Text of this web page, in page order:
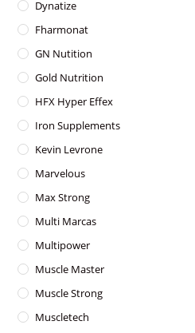
Dynatize
Fharmonat
GN Nutition
Gold Nutrition
HFX Hyper Effex
Iron Supplements
Kevin Levrone
Marvelous
Max Strong
Multi Marcas
Multipower
Muscle Master
Muscle Strong
Muscletech